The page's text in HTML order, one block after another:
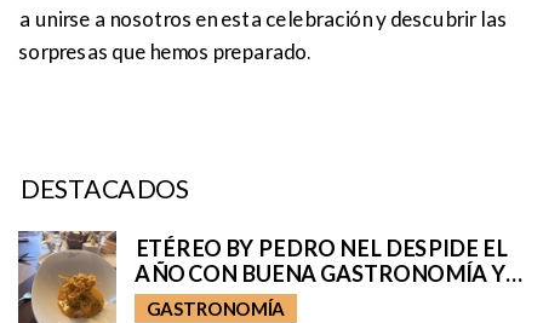
a unirse a nosotros en esta celebración y descubrir las
sorpresas que hemos preparado.
DESTACADOS
ETÉREO BY PEDRO NEL DESPIDE EL
AÑO CON BUENA GASTRONOMÍA Y
UN MEJOR AMBIENTE
GASTRONOMÍA